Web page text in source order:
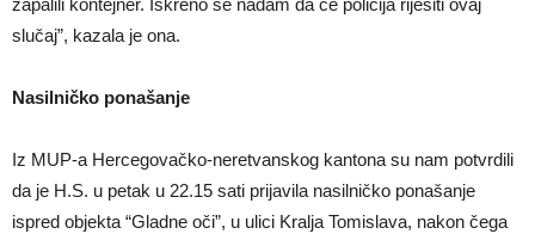
zapalili kontejner. Iskreno se nadam da će policija riješiti ovaj
slučaj”, kazala je ona.
Nasilničko ponašanje
Iz MUP-a Hercegovačko-neretvanskog kantona su nam potvrdili
da je H.S. u petak u 22.15 sati prijavila nasilničko ponašanje
ispred objekta “Gladne oči”, u ulici Kralja Tomislava, nakon čega